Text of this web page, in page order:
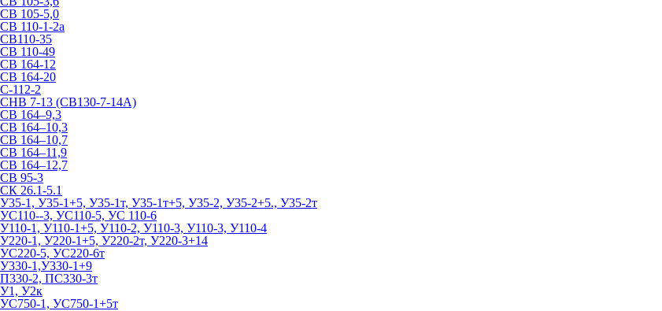
СВ 105-5,0
СВ 110-1-2а
СВ110-35
СВ 110-49
СВ 164-12
СВ 164-20
С-112-2
СНВ 7-13 (СВ130-7-14А)
СВ 164–9,3
СВ 164–10,3
СВ 164–10,7
СВ 164–11,9
СВ 164–12,7
СВ 95-3
СК 26.1-5.1
У35-1, У35-1+5, У35-1т, У35-1т+5, У35-2, У35-2+5., У35-2т
УС110--3, УС110-5, УС 110-6
У110-1, У110-1+5, У110-2, У110-3, У110-3, У110-4
У220-1, У220-1+5, У220-2т, У220-3+14
УС220-5, УС220-6т
У330-1,У330-1+9
П330-2, ПС330-3т
У1, У2к
УС750-1, УС750-1+5т